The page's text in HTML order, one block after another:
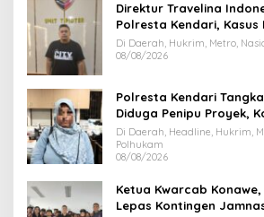
Direktur Travelina
Polresta Kendari, Kasus
Jemaah Umrah Masuk
Di Daerah, Hukrim, Metro,
08/08/2026
Polresta Kendari
Diduga Penipu Proyek,
Juta
Di Daerah, Headline, Hukrim,
Polhukam
08/08/2026
Ketua Kwarcab
Lepas Kontingen